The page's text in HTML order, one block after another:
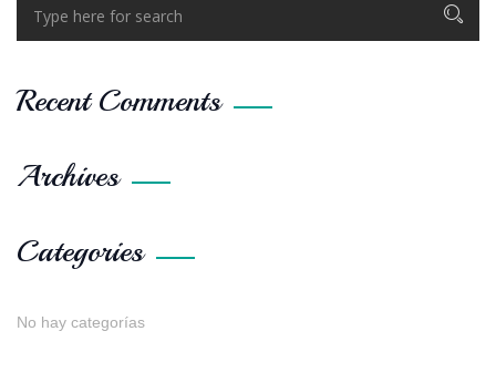
Recent Comments
Archives
Categories
No hay categorías